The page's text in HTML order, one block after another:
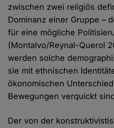
zwischen zwei religiös
Dominanz einer Gruppe –
für eine mögliche
(Montalvo/Reynal-Querol
werden solche
sie mit ethnischen
ökonomischen
Bewegungen verquickt
Der von der